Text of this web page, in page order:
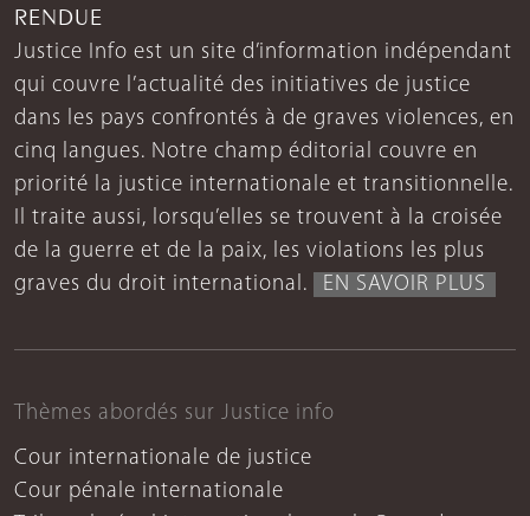
RENDUE
Justice Info est un site d’information indépendant
qui couvre l’actualité des initiatives de justice
dans les pays confrontés à de graves violences, en
cinq langues. Notre champ éditorial couvre en
priorité la justice internationale et transitionnelle.
Il traite aussi, lorsqu’elles se trouvent à la croisée
de la guerre et de la paix, les violations les plus
graves du droit international.
EN SAVOIR PLUS
Thèmes abordés sur Justice info
Cour internationale de justice
Cour pénale internationale